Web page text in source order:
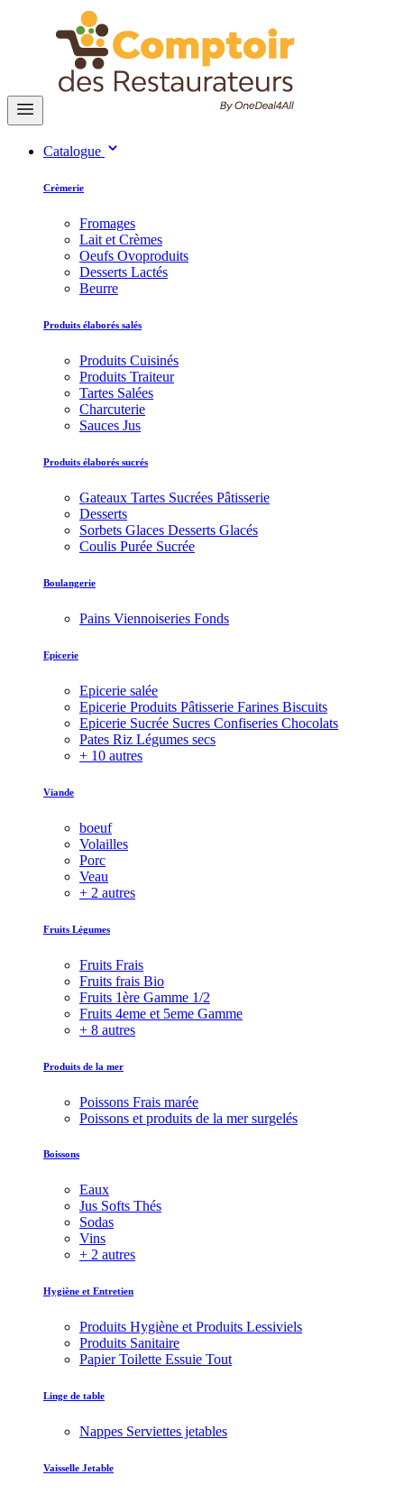
Catalogue
Crèmerie
Fromages
Lait et Crèmes
Oeufs Ovoproduits
Desserts Lactés
Beurre
Produits élaborés salés
Produits Cuisinés
Produits Traiteur
Tartes Salées
Charcuterie
Sauces Jus
Produits élaborés sucrés
Gateaux Tartes Sucrées Pâtisserie
Desserts
Sorbets Glaces Desserts Glacés
Coulis Purée Sucrée
Boulangerie
Pains Viennoiseries Fonds
Epicerie
Epicerie salée
Epicerie Produits Pâtisserie Farines Biscuits
Epicerie Sucrée Sucres Confiseries Chocolats
Pates Riz Légumes secs
+ 10 autres
Viande
boeuf
Volailles
Porc
Veau
+ 2 autres
Fruits Légumes
Fruits Frais
Fruits frais Bio
Fruits 1ère Gamme 1/2
Fruits 4eme et 5eme Gamme
+ 8 autres
Produits de la mer
Poissons Frais marée
Poissons et produits de la mer surgelés
Boissons
Eaux
Jus Softs Thés
Sodas
Vins
+ 2 autres
Hygiène et Entretien
Produits Hygiène et Produits Lessiviels
Produits Sanitaire
Papier Toilette Essuie Tout
Linge de table
Nappes Serviettes jetables
Vaisselle Jetable